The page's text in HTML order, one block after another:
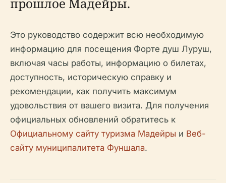
Это руководство содержит всю необходимую
информацию для посещения Форте душ Луруш,
включая часы работы, информацию о билетах,
доступность, историческую справку и
рекомендации, как получить максимум
удовольствия от вашего визита. Для получения
официальных обновлений обратитесь к
Официальному сайту туризма Мадейры и Веб-
сайту муниципалитета Фуншала.